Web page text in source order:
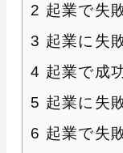
2 起業で失
3 起業に失
4 起業で成
5 起業に失
6 起業で失